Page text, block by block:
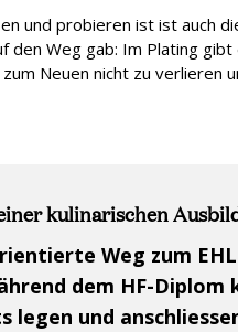
und probieren ist ist auch
den Weg gab: Im Plating gibt
Neuen nicht zu verlieren
kulinarischen
Weg zum
dem HF-Diplom
legen und